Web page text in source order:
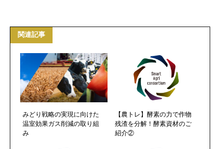
関連記事
みどり戦略の実現に向けた
温室効果ガス削減の取り組
み
【農トレ】酵素の力で作物
残渣を分解！酵素資材のご
紹介②